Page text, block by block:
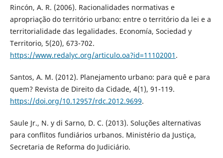
Rincón, A. R. (2006). Racionalidades normativas e
apropriação do território urbano: entre o território da lei e a
territorialidade das legalidades. Economía, Sociedad y
Territorio, 5(20), 673-702.
https://www.redalyc.org/articulo.oa?id=11102001 .
Santos, A. M. (2012). Planejamento urbano: para quê e para
quem? Revista de Direito da Cidade, 4(1), 91-119.
https://doi.org/10.12957/rdc.2012.9699.
Saule Jr., N. y di Sarno, D. C. (2013). Soluções alternativas
para conflitos fundiários urbanos. Ministério da Justiça,
Secretaria de Reforma do Judiciário.